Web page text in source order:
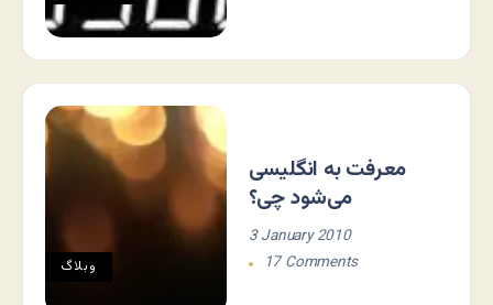
وبلاگ
معرفت به انگلیسی
می‌شود چی؟
3 January 2010
17 Comments